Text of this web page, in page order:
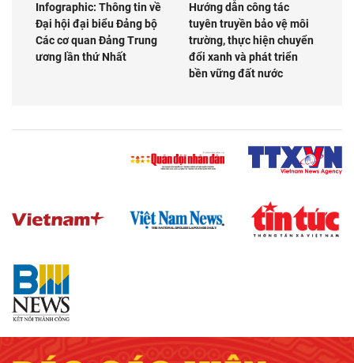
Infographic: Thông tin về
Đại hội đại biểu Đảng bộ
Các cơ quan Đảng Trung
ương lần thứ Nhất
Hướng dẫn công tác
tuyên truyền bảo vệ môi
trường, thực hiện chuyển
đổi xanh và phát triển
bền vững đất nước